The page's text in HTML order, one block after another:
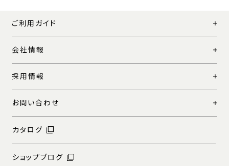
ご利用ガイド
会社情報
採用情報
お問い合わせ
カタログ
ショップブログ